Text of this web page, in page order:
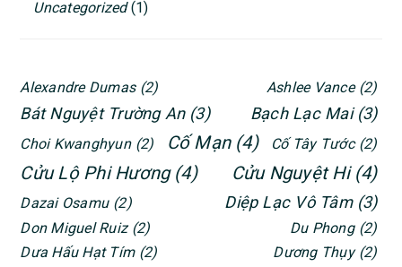
Uncategorized(1)
Alexandre Dumas (2) Ashlee Vance (2)
Bát Nguyệt Trường An (3) Bạch Lạc Mai (3)
Choi Kwanghyun (2) Cố Mạn (4) Cố Tây Tước (2)
Cửu Lộ Phi Hương (4) Cửu Nguyệt Hi (4)
Dazai Osamu (2) Diệp Lạc Vô Tâm (3)
Don Miguel Ruiz (2) Du Phong (2)
Dưa Hấu Hạt Tím (2) Dương Thụy (2)